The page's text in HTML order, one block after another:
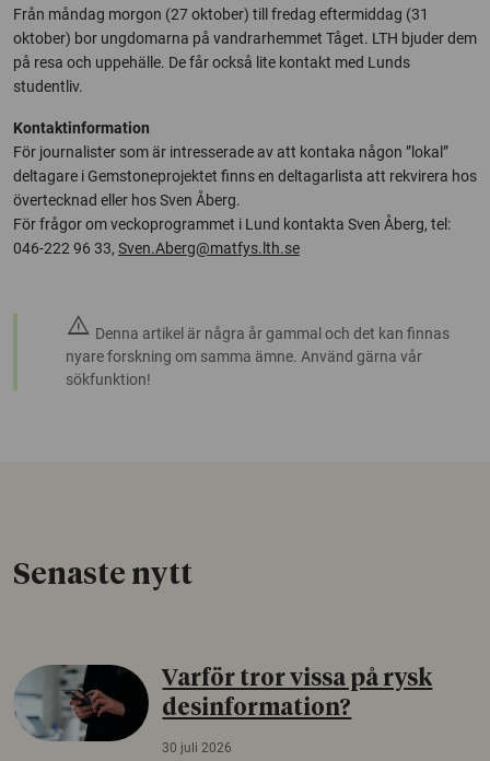
Från måndag morgon (27 oktober) till fredag eftermiddag (31
oktober) bor ungdomarna på vandrarhemmet Tåget. LTH bjuder dem
på resa och uppehälle. De får också lite kontakt med Lunds
studentliv.
Kontaktinformation
För journalister som är intresserade av att kontaka någon ”lokal”
deltagare i Gemstoneprojektet finns en deltagarlista att rekvirera hos
övertecknad eller hos Sven Åberg.
För frågor om veckoprogrammet i Lund kontakta Sven Åberg, tel:
046-222 96 33, Sven.Aberg@matfys.lth.se
warning Denna artikel är några år gammal och det kan finnas
nyare forskning om samma ämne. Använd gärna vår
sökfunktion!
Senaste nytt
Varför tror vissa på rysk
desinformation?
30 juli 2026